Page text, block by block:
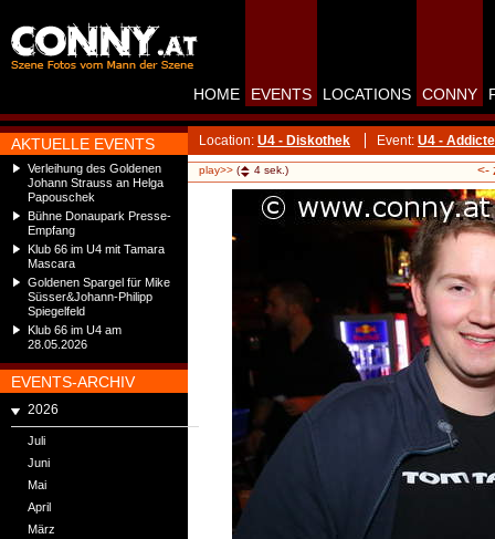
AKTUELLE EVENTS
Verleihung des Goldenen
Johann Strauss an Helga
Papouschek
Bühne Donaupark Presse-
Empfang
Klub 66 im U4 mit Tamara
Mascara
Goldenen Spargel für Mike
Süsser&Johann-Philipp
Spiegelfeld
Klub 66 im U4 am
28.05.2026
EVENTS-ARCHIV
2026
Juli
Juni
Mai
April
März
HOME EVENTS LOCATIONS CONNY
Location: U4 - Diskothek Event: U4 -
play>> ( 4 sek.) <-